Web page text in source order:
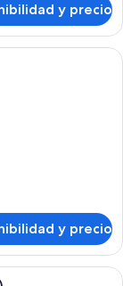
y precio
de hotel moderna
y precio
de hotel moderna